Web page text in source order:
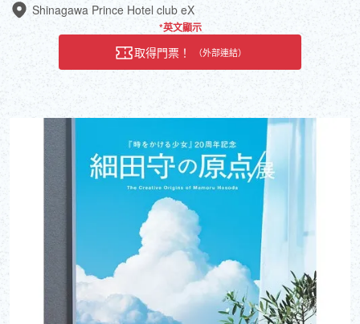
Shinagawa Prince Hotel club eX
*英文顯示
取得門票！ （外部連結）